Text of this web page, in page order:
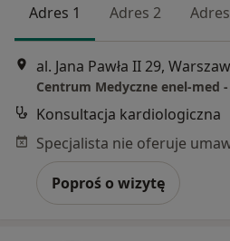
Adres 1 Adres 2
al. Jana Pawła II 29,
Centrum Medyczne enel-med
Konsultacja kardiologiczna
Poproś o wizytę